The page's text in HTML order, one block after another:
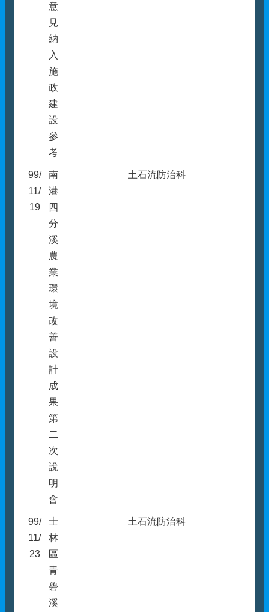
意
見
納
入
施
政
建
設
參
考
99/
11/
19
南
港
四
分
溪
農
業
環
境
改
善
設
計
成
果
第
二
次
說
明
會
土石流防治科
99/
11/
23
士
林
區
青
礐
溪
土石流防治科